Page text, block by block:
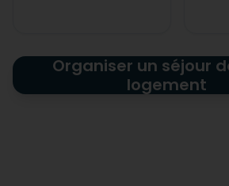
Organiser un séjour
logement